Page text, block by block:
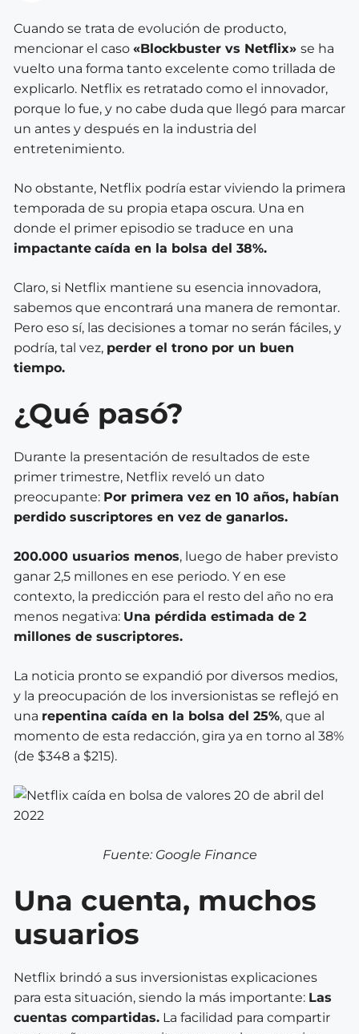
Cuando se trata de evolución de producto,
mencionar el caso «Blockbuster vs Netflix» se ha
vuelto una forma tanto excelente como trillada de
explicarlo. Netflix es retratado como el innovador,
porque lo fue, y no cabe duda que llegó para marcar
un antes y después en la industria del
entretenimiento.
No obstante, Netflix podría estar viviendo la primera
temporada de su propia etapa oscura. Una en
donde el primer episodio se traduce en una
impactante caída en la bolsa del 38%.
Claro, si Netflix mantiene su esencia innovadora,
sabemos que encontrará una manera de remontar.
Pero eso sí, las decisiones a tomar no serán fáciles, y
podría, tal vez, perder el trono por un buen
tiempo.
¿Qué pasó?
Durante la presentación de resultados de este
primer trimestre, Netflix reveló un dato
preocupante: Por primera vez en 10 años, habían
perdido suscriptores en vez de ganarlos.
200.000 usuarios menos, luego de haber previsto
ganar 2,5 millones en ese periodo. Y en ese
contexto, la predicción para el resto del año no era
menos negativa: Una pérdida estimada de 2
millones de suscriptores.
La noticia pronto se expandió por diversos medios,
y la preocupación de los inversionistas se reflejó en
una repentina caída en la bolsa del 25%, que al
momento de esta redacción, gira ya en torno al 38%
(de $348 a $215).
Fuente: Google Finance
Una cuenta, muchos
usuarios
Netflix brindó a sus inversionistas explicaciones
para esta situación, siendo la más importante: Las
cuentas compartidas. La facilidad para compartir